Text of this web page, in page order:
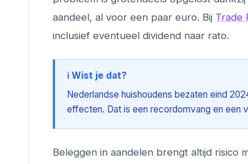
aandeel, al voor een paar euro. Bij Trade
inclusief eventueel dividend naar rato.
ℹ️ Wist je dat?
Nederlandse huishoudens bezaten eind
effecten. Dat is een recordomvang en een
Beleggen in aandelen brengt altijd risico